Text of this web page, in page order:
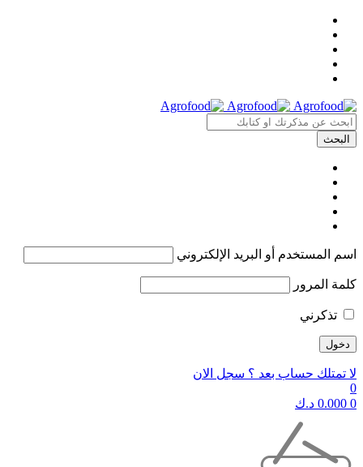
اسم المستخدم أو البريد الإلكتروني
كلمة المرور
تذكرني
لا تمتلك حساب بعد ؟ سجل الان
0
0
0.000 د.ك